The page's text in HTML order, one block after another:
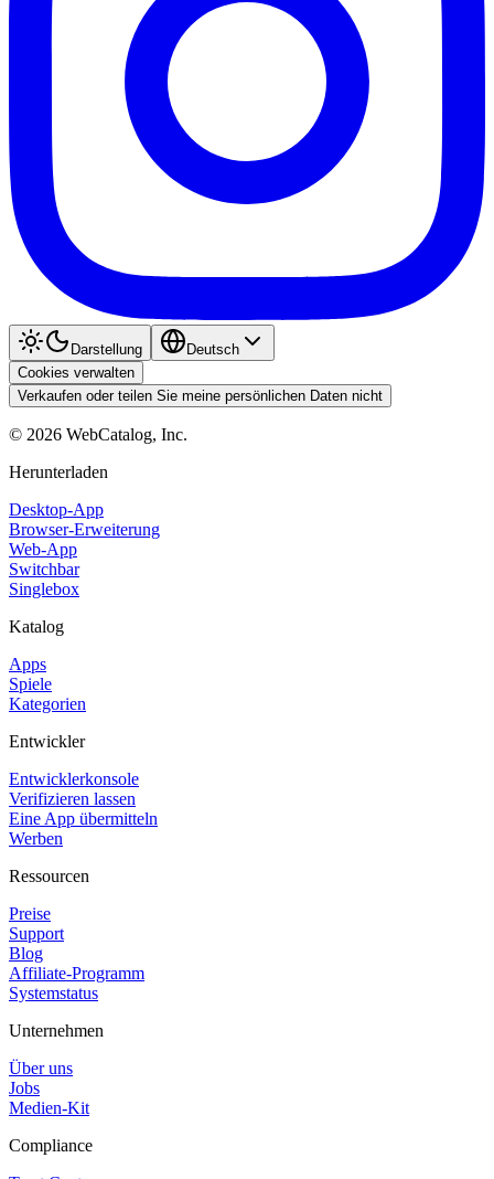
Darstellung
Deutsch
Cookies verwalten
Verkaufen oder teilen Sie meine persönlichen Daten nicht
© 2026 WebCatalog, Inc.
Herunterladen
Desktop-App
Browser-Erweiterung
Web-App
Switchbar
Singlebox
Katalog
Apps
Spiele
Kategorien
Entwickler
Entwicklerkonsole
Verifizieren lassen
Eine App übermitteln
Werben
Ressourcen
Preise
Support
Blog
Affiliate-Programm
Systemstatus
Unternehmen
Über uns
Jobs
Medien-Kit
Compliance